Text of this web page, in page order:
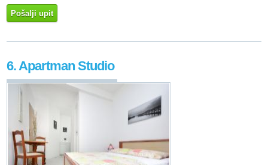
Pošalji upit
6. Apartman Studio